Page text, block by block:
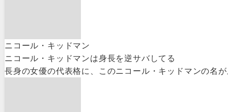
ニコール・キッドマン
ニコール・キッドマンは身長を逆サバしてる
長身の女優の代表格に、このニコール・キッドマンの名